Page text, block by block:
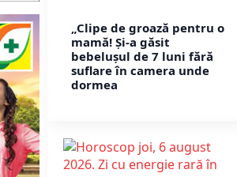
„Clipe de groază pentru o
mamă! Și-a găsit
bebelușul de 7 luni fără
suflare în camera unde
dormea